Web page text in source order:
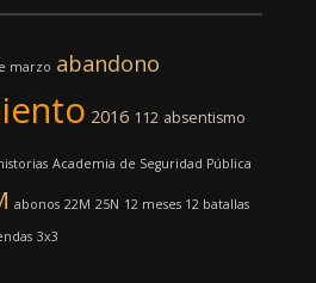
marzo abandono
2016 112 absentismo
Academia de Seguridad Pública
abonos 22M 25N 12 meses 12 batallas
3x3